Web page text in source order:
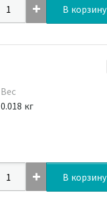
В корзину
Вес
0.018 кг
В корзину